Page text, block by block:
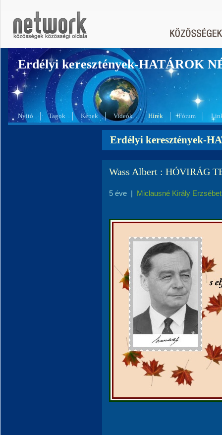
Erdélyi keresztények-HATÁROK
Nyitó Tagok Képek Videók Hírek Fórum
Erdélyi keresztények-
Wass Albert : HÓVIRÁG
5 éve | Miclausné Király Erzsébet